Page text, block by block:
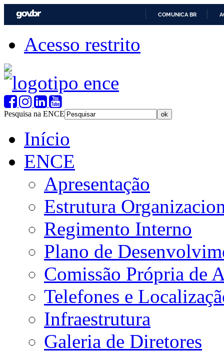
COMUNICA BR
Acesso restrito
Pesquisa na ENCE
Início
ENCE
Apresentação
Estrutura
Regimento Interno
Plano de
Comissão Própria de
Telefones e
Infraestrutura
Galeria de Diretores